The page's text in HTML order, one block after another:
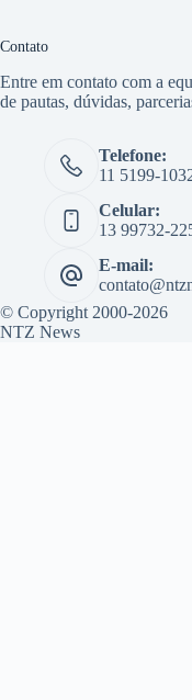
Contato
Entre em contato com a
de pautas, dúvidas,
Telefone:
11 5199-
Celular:
13 99732-
E-mail:
© Copyright 2000-2026
NTZ News